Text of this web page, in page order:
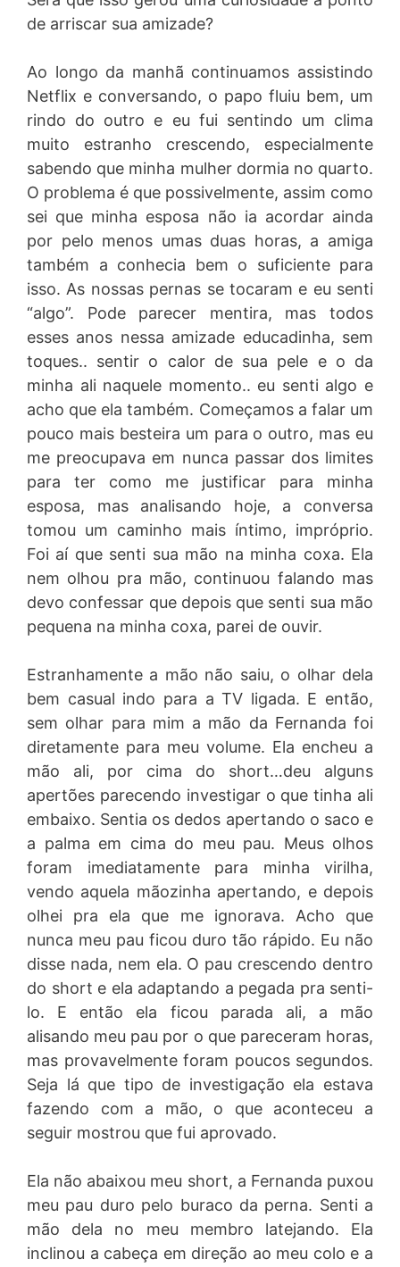
de arriscar sua amizade?
Ao longo da manhã continuamos assistindo
Netflix e conversando, o papo fluiu bem, um
rindo do outro e eu fui sentindo um clima
muito estranho crescendo, especialmente
sabendo que minha mulher dormia no quarto.
O problema é que possivelmente, assim como
sei que minha esposa não ia acordar ainda
por pelo menos umas duas horas, a amiga
também a conhecia bem o suficiente para
isso. As nossas pernas se tocaram e eu senti
“algo”. Pode parecer mentira, mas todos
esses anos nessa amizade educadinha, sem
toques.. sentir o calor de sua pele e o da
minha ali naquele momento.. eu senti algo e
acho que ela também. Começamos a falar um
pouco mais besteira um para o outro, mas eu
me preocupava em nunca passar dos limites
para ter como me justificar para minha
esposa, mas analisando hoje, a conversa
tomou um caminho mais íntimo, impróprio.
Foi aí que senti sua mão na minha coxa. Ela
nem olhou pra mão, continuou falando mas
devo confessar que depois que senti sua mão
pequena na minha coxa, parei de ouvir.
Estranhamente a mão não saiu, o olhar dela
bem casual indo para a TV ligada. E então,
sem olhar para mim a mão da Fernanda foi
diretamente para meu volume. Ela encheu a
mão ali, por cima do short…deu alguns
apertões parecendo investigar o que tinha ali
embaixo. Sentia os dedos apertando o saco e
a palma em cima do meu pau. Meus olhos
foram imediatamente para minha virilha,
vendo aquela mãozinha apertando, e depois
olhei pra ela que me ignorava. Acho que
nunca meu pau ficou duro tão rápido. Eu não
disse nada, nem ela. O pau crescendo dentro
do short e ela adaptando a pegada pra senti-
lo. E então ela ficou parada ali, a mão
alisando meu pau por o que pareceram horas,
mas provavelmente foram poucos segundos.
Seja lá que tipo de investigação ela estava
fazendo com a mão, o que aconteceu a
seguir mostrou que fui aprovado.
Ela não abaixou meu short, a Fernanda puxou
meu pau duro pelo buraco da perna. Senti a
mão dela no meu membro latejando. Ela
inclinou a cabeça em direção ao meu colo e a